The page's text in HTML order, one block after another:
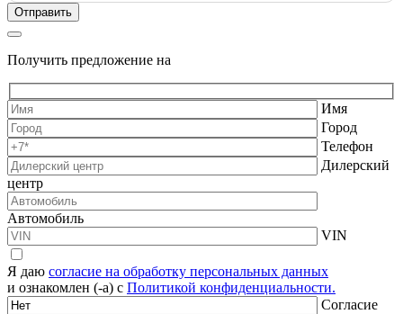
Получить предложение на
Имя
Город
Телефон
Дилерский
центр
Автомобиль
VIN
Я даю согласие на обработку персональных данных
и ознакомлен (-а) с Политикой конфиденциальности.
Согласие